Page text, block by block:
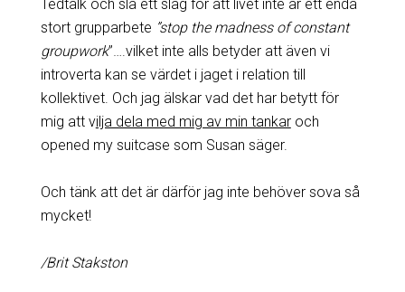
Tedtalk och slå ett slag för att livet inte är ett enda
stort grupparbete ”stop the madness of constant
groupwork”….vilket inte alls betyder att även vi
introverta kan se värdet i jaget i relation till
kollektivet. Och jag älskar vad det har betytt för
mig att vilja dela med mig av min tankaroch
opened my suitcase som Susan säger.
Och tänk att det är därför jag inte behöver sova så
mycket!
/Brit Stakston